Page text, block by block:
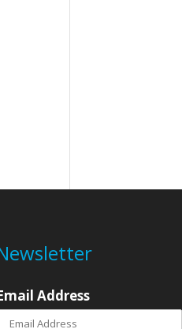
Address